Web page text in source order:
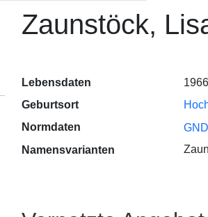
Zaunstöck,
Lebensdaten
Geburtsort
Normdaten
Namensvarianten